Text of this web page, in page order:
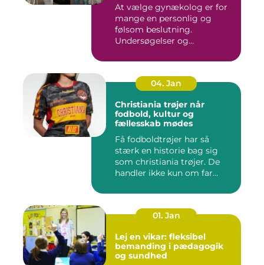
At vælge gynækolog er for
mange en personlig og
følsom beslutning.
Undersøgelser og
04. Jan
Christiania trøjer når
fodbold, kultur og
fællesskab mødes
Få fodboldtrøjer har så
stærk en historie bag sig
som christiania trøjer. De
handler ikke kun om far...
01. Jan
Lej en vikar: fleksibel
bemanding i pædagogik
og sundhed